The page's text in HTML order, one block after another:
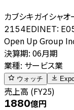
カブシキガイシャ
2154EDINET:
Open Up Group
決算期: 06月期
業種: サービス業
ウォッチ
売上高 (FY25)
1880億円